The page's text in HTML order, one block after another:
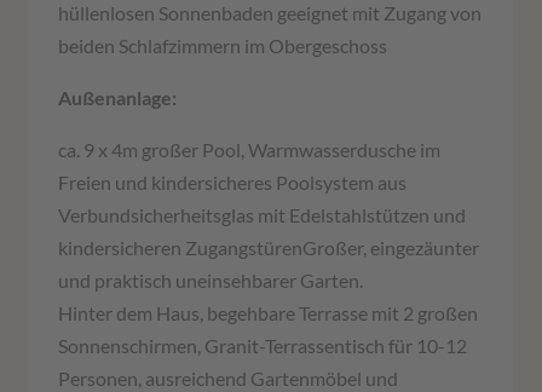
hüllenlosen Sonnenbaden geeignet mit Zugang von
beiden Schlafzimmern im Obergeschoss
Außenanlage:
ca. 9 x 4m großer Pool, Warmwasserdusche im
Freien und kindersicheres Poolsystem aus
Verbundsicherheitsglas mit Edelstahlstützen und
kindersicheren ZugangstürenGroßer, eingezäunter
und praktisch uneinsehbarer Garten.
Hinter dem Haus, begehbare Terrasse mit 2 großen
Sonnenschirmen, Granit-Terrassentisch für 10-12
Personen, ausreichend Gartenmöbel und